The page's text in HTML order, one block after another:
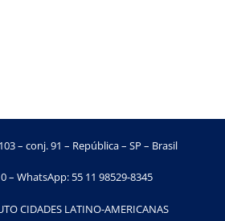
– conj. 91 – República – SP – Brasil
– WhatsApp: 55 11 98529-8345
CIDADES LATINO-AMERICANAS